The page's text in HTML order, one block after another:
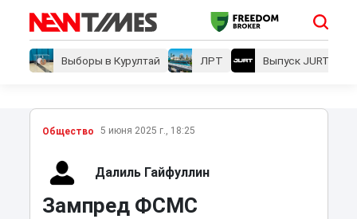
Выборы в Курултай ЛРТ Выпуск JURT
Общество 5 июня 2025 г., 18:25
Далиль Гайфуллин
Зампред ФСМС